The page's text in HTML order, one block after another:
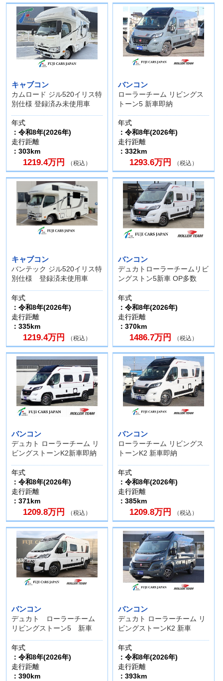
キャブコン
カムロード ジル520イリス特
別仕様 登録済み未使用車
年式
：令和8年(2026年)
走行距離
：303km
1219.4万円 （税込）
バンコン
ローラーチーム リビングス
トーン5 新車即納
年式
：令和8年(2026年)
走行距離
：332km
1293.6万円 （税込）
キャブコン
バンテック ジル520イリス特
別仕様 登録済未使用車
年式
：令和8年(2026年)
走行距離
：335km
1219.4万円 （税込）
バンコン
デュカトローラーチームリビ
ングストン5新車 OP多数
年式
：令和8年(2026年)
走行距離
：370km
1486.7万円 （税込）
バンコン
デュカト ローラーチーム リ
ビングストーンK2新車即納
年式
：令和8年(2026年)
走行距離
：371km
1209.8万円 （税込）
バンコン
ローラーチーム リビングス
トーンK2 新車即納
年式
：令和8年(2026年)
走行距離
：385km
1209.8万円 （税込）
バンコン
デュカト ローラーチーム
リビングストーン5 新車
年式
：令和8年(2026年)
走行距離
：390km
バンコン
デュカト ローラーチーム リ
ビングストーンK2 新車
年式
：令和8年(2026年)
走行距離
：393km